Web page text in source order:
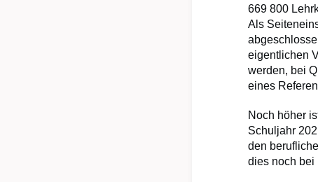
669 800
Als
eigentlichen
werden, bei
eines
Noch höher
Schuljahr
den
dies noch bei